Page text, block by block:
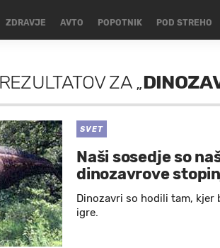
ZDRAVJE AVTO POPOTNIK POD STREHO
ZA„
SVET
Naši sosedje so
dinozavrove
Dinozavri so hodili tam, kjer
igre.